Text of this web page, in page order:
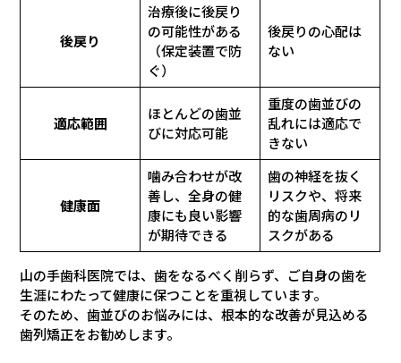
後戻り
治療後に後戻り
の可能性がある
（保定装置で防
ぐ）
後戻りの心配は
ない
適応範囲
ほとんどの歯並
びに対応可能
重度の歯並びの
乱れには適応で
きない
健康面
噛み合わせが改
善し、全身の健
康にも良い影響
が期待できる
歯の神経を抜く
リスクや、将来
的な歯周病のリ
スクがある
山の手歯科医院では、歯をなるべく削らず、ご自身の歯を
生涯にわたって健康に保つことを重視しています。
そのため、歯並びのお悩みには、根本的な改善が見込める
歯列矯正をお勧めします。